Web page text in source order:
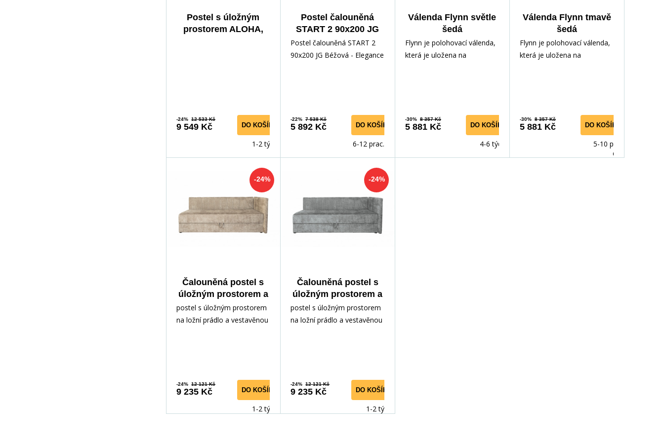
Postel s úložným
prostorem ALOHA,
-24% 12 533 Kč
9 549 Kč DO KOŠÍKU
1-2 týdny
Postel čalouněná
START 2 90x200 JG
Béžová
Postel čalouněná START 2
90x200 JG Béžová - Elegance
-22% 7 538 Kč
5 892 Kč DO KOŠÍKU
6-12 prac. dní
Válenda Flynn světle
šedá
Flynn je polohovací válenda,
která je uložena na
-30% 8 357 Kč
5 881 Kč DO KOŠÍKU
4-6 týdnů
Válenda Flynn tmavě
šedá
Flynn je polohovací válenda,
která je uložena na
-30% 8 357 Kč
5 881 Kč DO KOŠÍKU
5-10 prac.
dnů
-24%
Čalouněná postel s
úložným prostorem a
se zástěnou RICKY
90, Béžová
postel s úložným prostorem
na ložní prádlo a vestavěnou
-24% 12 121 Kč
9 235 Kč DO KOŠÍKU
1-2 týdny
-24%
Čalouněná postel s
úložným prostorem a
se zástěnou RICKY
90, Šedá
postel s úložným prostorem
na ložní prádlo a vestavěnou
-24% 12 121 Kč
9 235 Kč DO KOŠÍKU
1-2 týdny